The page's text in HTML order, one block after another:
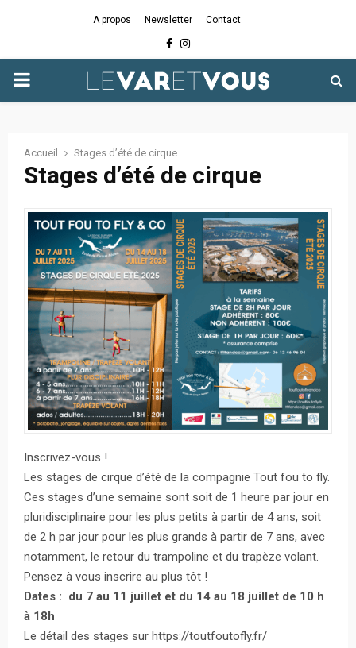
A propos Newsletter Contact
Facebook
Instagram
PRIMARY
Accueil Stages d’été de cirque
Stages d’été de cirque
Inscrivez-vous !
Les stages de cirque d’été de la compagnie Tout fou to fly.
Ces stages d’une semaine sont soit de 1 heure par jour en
pluridisciplinaire pour les plus petits à partir de 4 ans, soit
de 2 h par jour pour les plus grands à partir de 7 ans, avec
notamment, le retour du trampoline et du trapèze volant.
Pensez à vous inscrire au plus tôt !
Dates : du 7 au 11 juillet et du 14 au 18 juillet de 10 h
à 18h
Le détail des stages sur https://toutfoutofly.fr/